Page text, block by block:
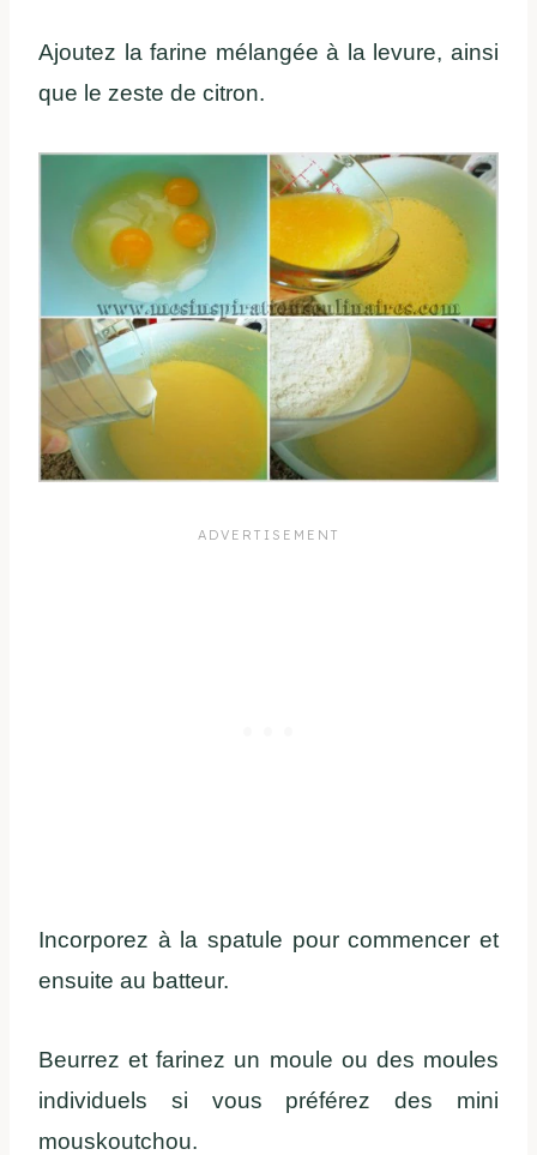
Ajoutez la farine mélangée à la levure, ainsi
que le zeste de citron.
Incorporez à la spatule pour commencer et
ensuite au batteur.
Beurrez et farinez un moule ou des moules
individuels si vous préférez des mini
mouskoutchou.